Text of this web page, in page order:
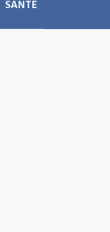
SANTÉ